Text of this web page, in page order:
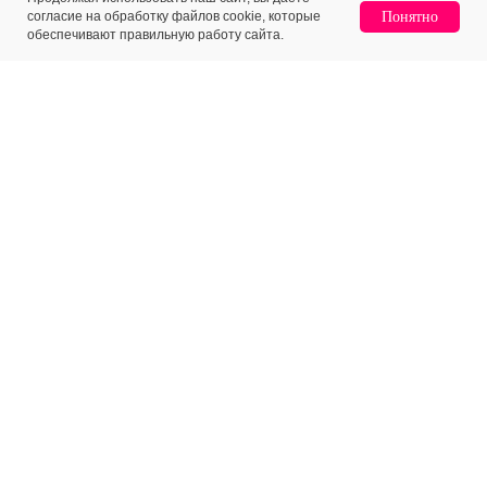
согласие на обработку файлов cookie, которые
обеспечивают правильную работу сайта.
Понятно